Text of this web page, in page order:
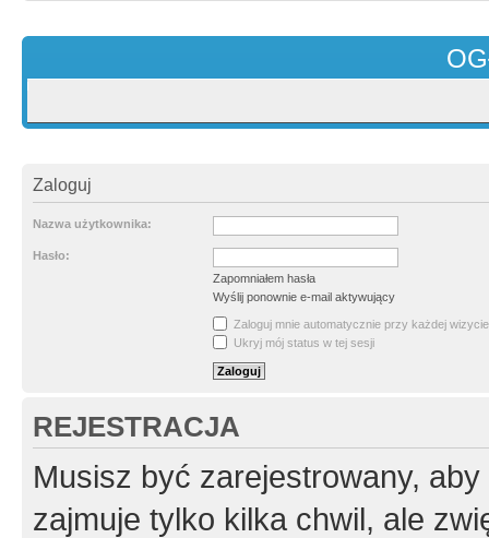
Zaloguj
Nazwa użytkownika:
Hasło:
Zapomniałem hasła
Wyślij ponownie e-mail aktywujący
Zaloguj mnie automatycznie przy każdej wizycie
Ukryj mój status w tej sesji
REJESTRACJA
Musisz być zarejestrowany,
zajmuje tylko kilka chwil, ale